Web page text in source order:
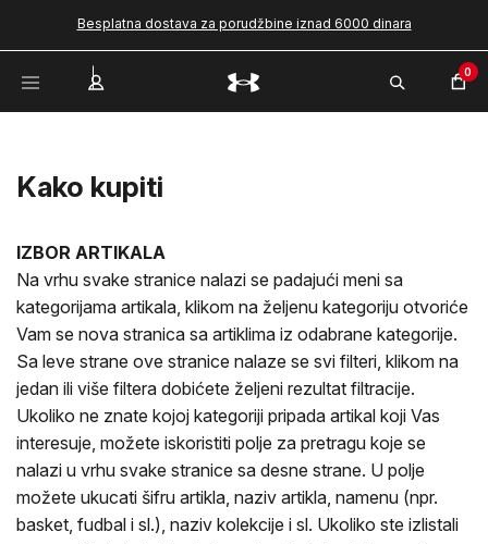
Besplatna dostava za porudžbine iznad 6000 dinara
0
Kako kupiti
IZBOR ARTIKALA
Na vrhu svake stranice nalazi se padajući meni sa
kategorijama artikala, klikom na željenu kategoriju otvoriće
Vam se nova stranica sa artiklima iz odabrane kategorije.
Sa leve strane ove stranice nalaze se svi filteri, klikom na
jedan ili više filtera dobićete željeni rezultat filtracije.
Ukoliko ne znate kojoj kategoriji pripada artikal koji Vas
interesuje, možete iskoristiti polje za pretragu koje se
nalazi u vrhu svake stranice sa desne strane. U polje
možete ukucati šifru artikla, naziv artikla, namenu (npr.
basket, fudbal i sl.), naziv kolekcije i sl. Ukoliko ste izlistali